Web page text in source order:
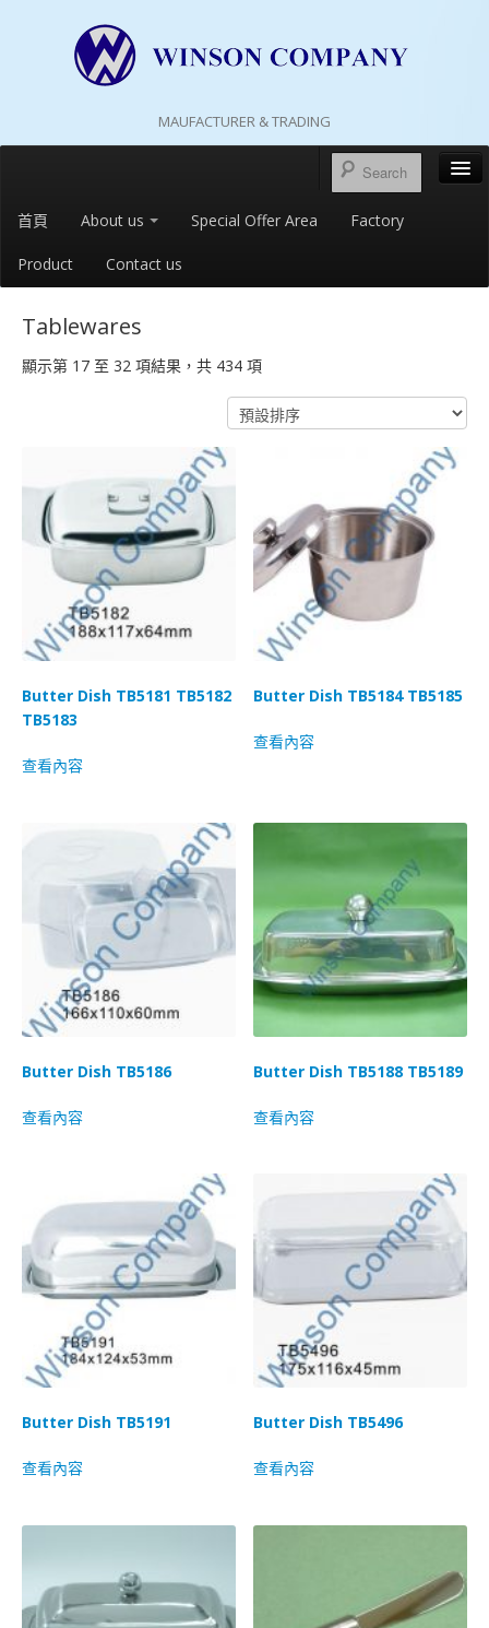
MAUFACTURER & TRADING
首頁 About us Special Offer Area Factory
Product Contact us
Tablewares
顯示第 17 至 32 項結果，共 434 項
Butter Dish TB5181 TB5182
TB5183
查看內容
Butter Dish TB5184 TB5185
查看內容
Butter Dish TB5186
查看內容
Butter Dish TB5188 TB5189
查看內容
Butter Dish TB5191
查看內容
Butter Dish TB5496
查看內容